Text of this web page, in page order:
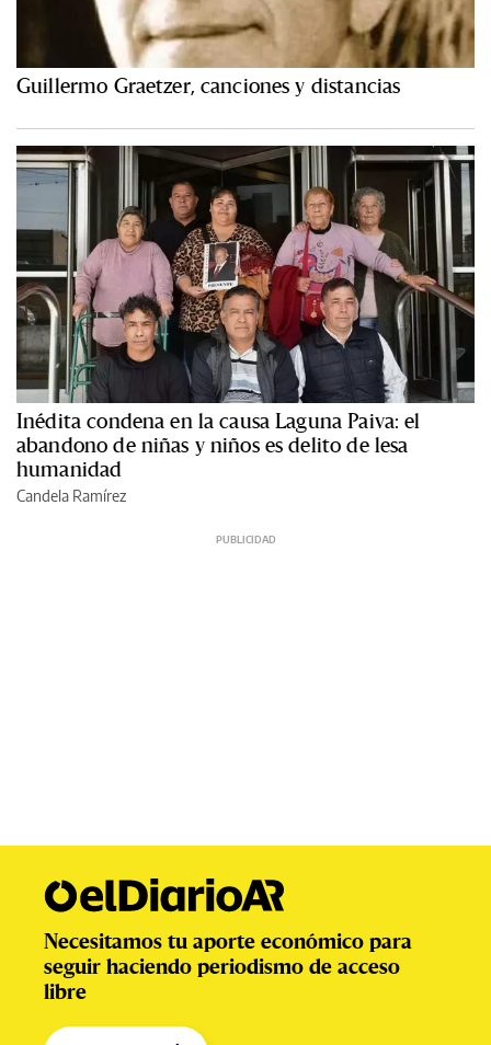
Guillermo Graetzer, canciones y distancias
Inédita condena en la causa Laguna Paiva: el
abandono de niñas y niños es delito de lesa
humanidad
Candela Ramírez
Necesitamos tu aporte económico para
seguir haciendo periodismo de acceso
libre